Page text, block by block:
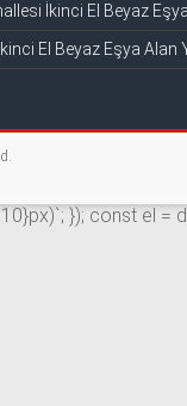
İkinci El Beyaz
El Beyaz Eşya Alan
}); const el